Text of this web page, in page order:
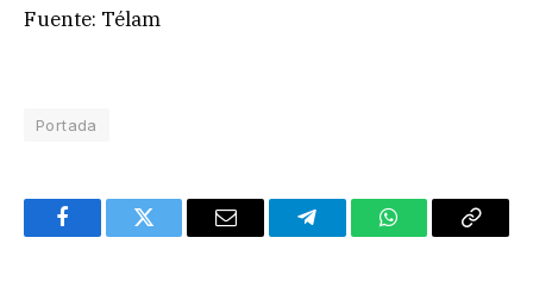
Fuente: Télam
Portada
FacebookTwitter Email TelegramWhatsAppCopy